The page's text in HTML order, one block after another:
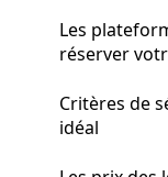
Les
réserver
Critères de
idéal